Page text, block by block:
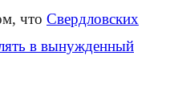
что Свердловских
в вынужденный